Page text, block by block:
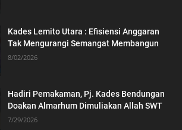
Kades Lemito Utara : Efisiensi Anggaran
Tak Mengurangi Semangat Membangun
8/02/2026
Hadiri Pemakaman, Pj. Kades Bendungan
Doakan Almarhum Dimuliakan Allah SWT
7/29/2026